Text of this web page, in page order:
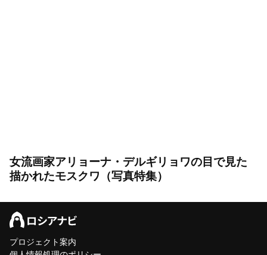
女流画家アリョーナ・デルギリョワの目で見た
描かれたモスクワ（写真特集）
プロジェクト案内